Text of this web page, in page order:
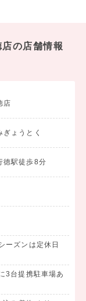
の店舗情報
店
ょうとく
駅徒歩8分
ーズンは定休日
3台提携駐車場あ